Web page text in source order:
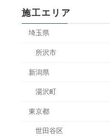
施工エリア
埼玉県
所沢市
新潟県
湯沢町
東京都
世田谷区